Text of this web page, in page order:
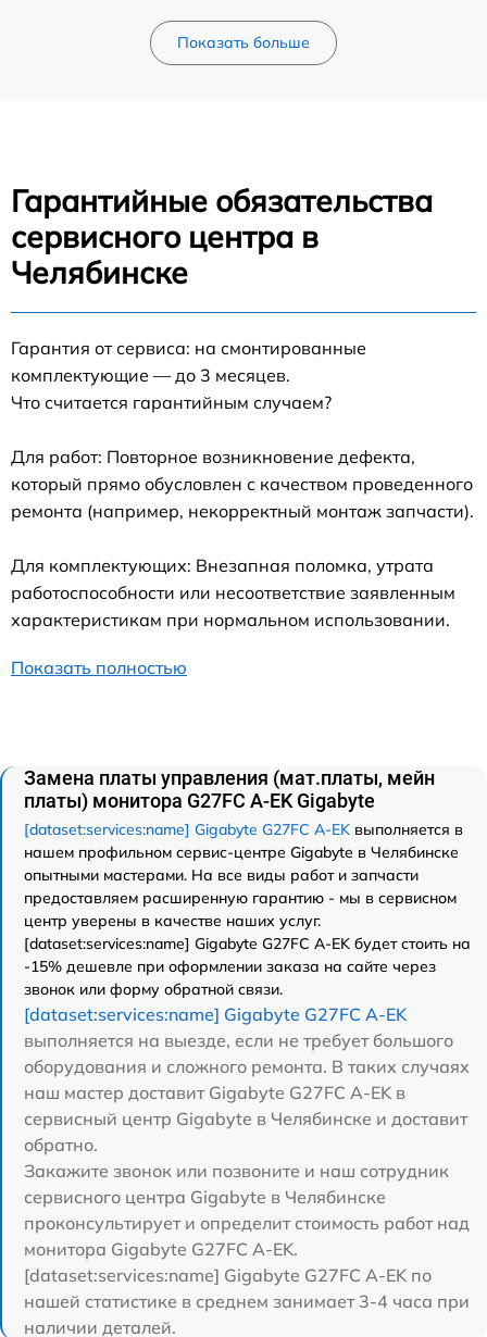
Показать больше
Гарантийные обязательства
сервисного центра в
Челябинске
Гарантия от сервиса: на смонтированные
комплектующие — до 3 месяцев.
Что считается гарантийным случаем?
Для работ: Повторное возникновение дефекта,
который прямо обусловлен с качеством проведенного
ремонта (например, некорректный монтаж запчасти).
Для комплектующих: Внезапная поломка, утрата
работоспособности или несоответствие заявленным
характеристикам при нормальном использовании.
Показать полностью
Замена платы управления (мат.платы, мейн
платы) монитора G27FC A-EK Gigabyte
[dataset:services:name] Gigabyte G27FC A-EK выполняется в
нашем профильном сервис-центре Gigabyte в Челябинске
опытными мастерами. На все виды работ и запчасти
предоставляем расширенную гарантию - мы в сервисном
центр уверены в качестве наших услуг.
[dataset:services:name] Gigabyte G27FC A-EK будет стоить на
-15% дешевле при оформлении заказа на сайте через
звонок или форму обратной связи.
[dataset:services:name] Gigabyte G27FC A-EK
выполняется на выезде, если не требует большого
оборудования и сложного ремонта. В таких случаях
наш мастер доставит Gigabyte G27FC A-EK в
сервисный центр Gigabyte в Челябинске и доставит
обратно.
Закажите звонок или позвоните и наш сотрудник
сервисного центра Gigabyte в Челябинске
проконсультирует и определит стоимость работ над
монитора Gigabyte G27FC A-EK.
[dataset:services:name] Gigabyte G27FC A-EK по
нашей статистике в среднем занимает 3-4 часа при
наличии деталей.